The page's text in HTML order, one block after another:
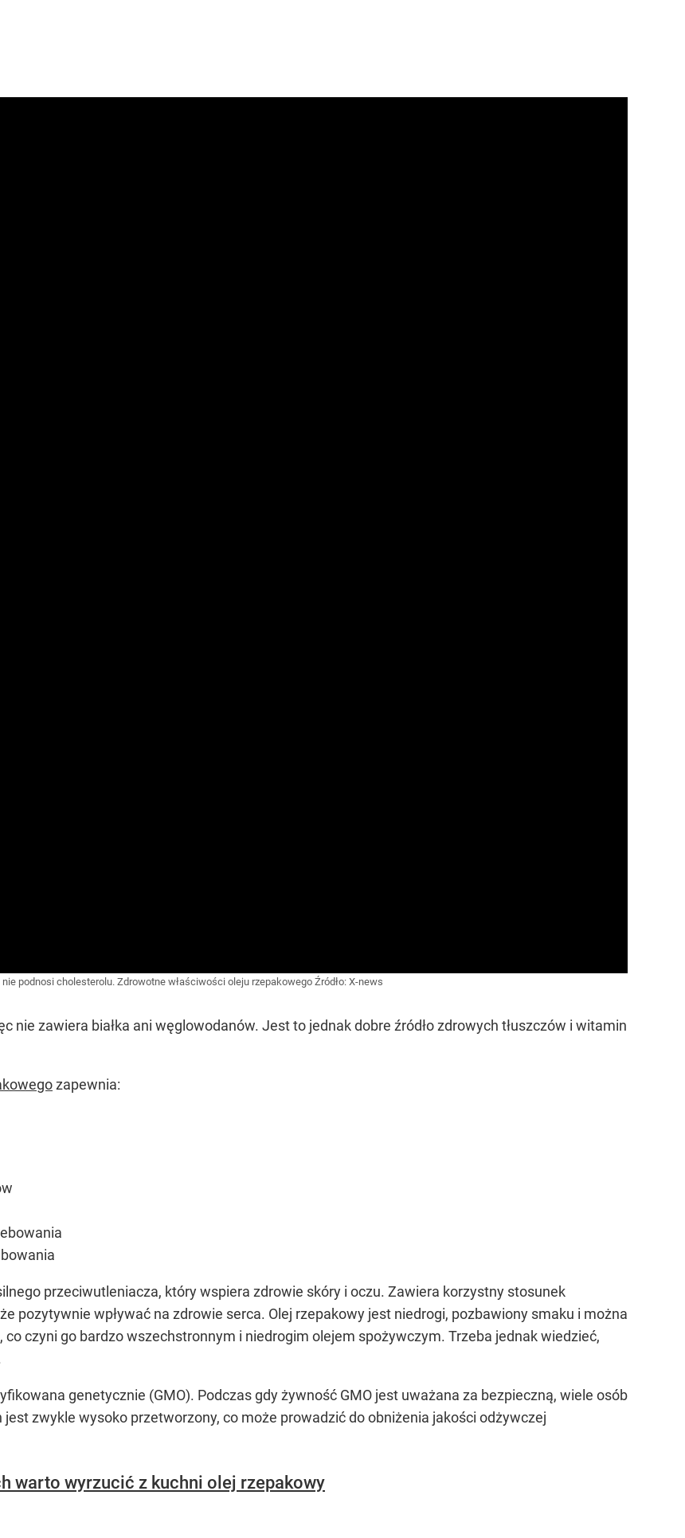
podnosi cholesterolu. Zdrowotne właściwości oleju rzepakowego Źródło: X-news
nie zawiera białka ani węglowodanów. Jest to jednak dobre źródło zdrowych tłuszczów i witamin
zapewnia:
przeciwutleniacza, który wspiera zdrowie skóry i oczu. Zawiera korzystny stosunek
pozytywnie wpływać na zdrowie serca. Olej rzepakowy jest niedrogi, pozbawiony smaku i można
czyni go bardzo wszechstronnym i niedrogim olejem spożywczym. Trzeba jednak wiedzieć,
genetycznie (GMO). Podczas gdy żywność GMO jest uważana za bezpieczną, wiele osób
zwykle wysoko przetworzony, co może prowadzić do obniżenia jakości odżywczej
warto wyrzucić z kuchni olej rzepakowy